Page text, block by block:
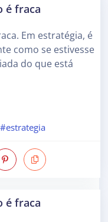
é fraca
Em estratégia, é
como se estivesse
do que está
#estrategia
é fraca